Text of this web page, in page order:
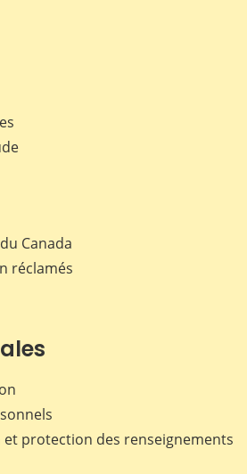
Canada
réclamés
et protection des renseignements